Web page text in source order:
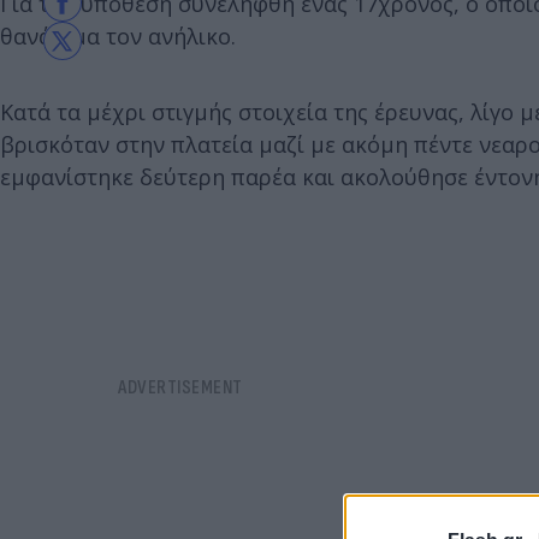
θανάσιμα τον ανήλικο.
Κατά τα μέχρι στιγμής στοιχεία της έρευνας,
βρισκόταν στην πλατεία μαζί με ακόμη πέντε
εμφανίστηκε δεύτερη παρέα και ακολούθησε